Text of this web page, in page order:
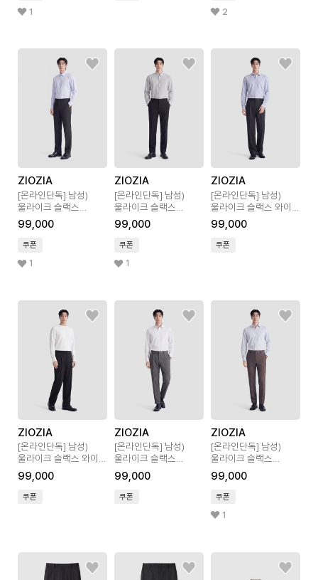
1 2
ZIOZIA
[온라인단독] 남성)
울라이크 슬랙스
스트레이트 핏
99,000
쿠폰
1
ZIOZIA
[온라인단독] 남성)
울라이크 슬랙스
스트레이트 핏
99,000
쿠폰
1
ZIOZIA
[온라인단독] 남성)
울라이크 슬랙스 와이드
핏
99,000
쿠폰
ZIOZIA
[온라인단독] 남성)
울라이크 슬랙스 와이드
핏
99,000
쿠폰
ZIOZIA
[온라인단독] 남성)
울라이크 슬랙스
테이퍼드 핏
99,000
쿠폰
ZIOZIA
[온라인단독] 남성)
울라이크 슬랙스
테이퍼드 핏
99,000
쿠폰
1